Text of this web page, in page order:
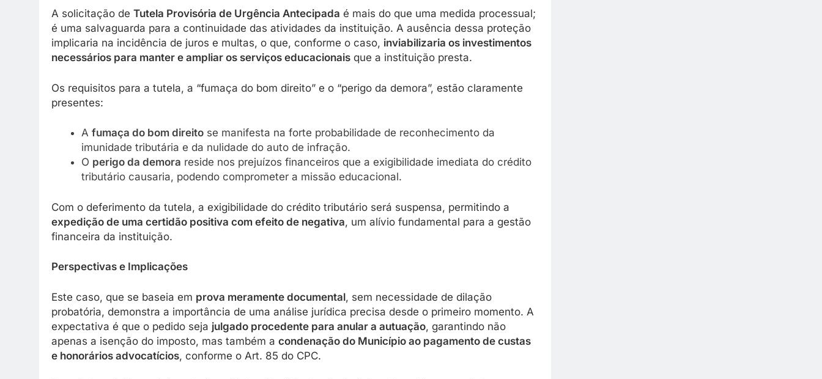
A solicitação de Tutela Provisória de Urgência Antecipada é mais do que uma medida processual;
é uma salvaguarda para a continuidade das atividades da instituição. A ausência dessa proteção
implicaria na incidência de juros e multas, o que, conforme o caso, inviabilizaria os investimentos
necessários para manter e ampliar os serviços educacionais que a instituição presta.
Os requisitos para a tutela, a “fumaça do bom direito” e o “perigo da demora”, estão claramente
presentes:
A fumaça do bom direitose manifesta na forte probabilidade de reconhecimento da
imunidade tributária e da nulidade do auto de infração.
O perigo da demora reside nos prejuízos financeiros que a exigibilidade imediata do crédito
tributário causaria, podendo comprometer a missão educacional.
Com o deferimento da tutela, a exigibilidade do crédito tributário será suspensa, permitindo a
expedição de uma certidão positiva com efeito de negativa, um alívio fundamental para a gestão
financeira da instituição.
Perspectivas e Implicações
Este caso, que se baseia em prova meramente documental, sem necessidade de dilação
probatória, demonstra a importância de uma análise jurídica precisa desde o primeiro momento. A
expectativa é que o pedido seja julgado procedente para anular a autuação, garantindo não
apenas a isenção do imposto, mas também a condenação do Município ao pagamento de custas
e honorários advocatícios, conforme o Art. 85 do CPC.